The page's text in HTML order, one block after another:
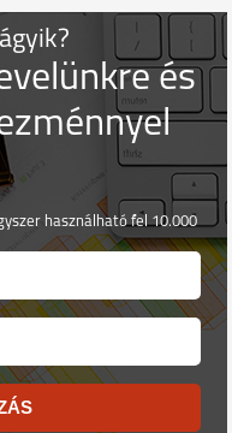
és
használható fel 10.000